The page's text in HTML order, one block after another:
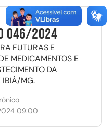
046/2024
FUTURAS E
MEDICAMENTOS E
DA
IBIÁ/MG.
09:00